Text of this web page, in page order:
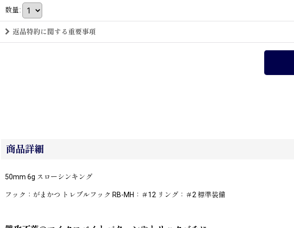
数量:
返品特約に関する重要事項
商品詳細
50mm 6g スローシンキング
フック：がまかつ トレブルフック RB-MH：＃12 リング：＃2 標準装備